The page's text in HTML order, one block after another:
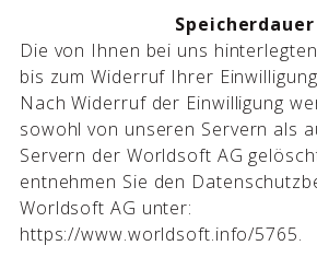
Speicherdauer
Die von Ihnen bei uns
bis zum Widerruf Ihrer
Nach Widerruf der Einwilligung
sowohl von unseren Servern als
Servern der Worldsoft AG
entnehmen Sie den
Worldsoft AG unter:
https://www.worldsoft.info/5765.